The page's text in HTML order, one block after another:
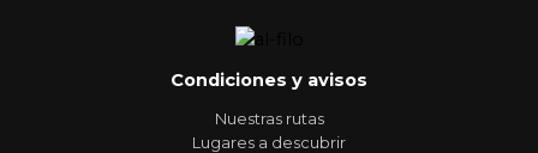
Condiciones y avisos
Nuestras rutas
Lugares a descubrir